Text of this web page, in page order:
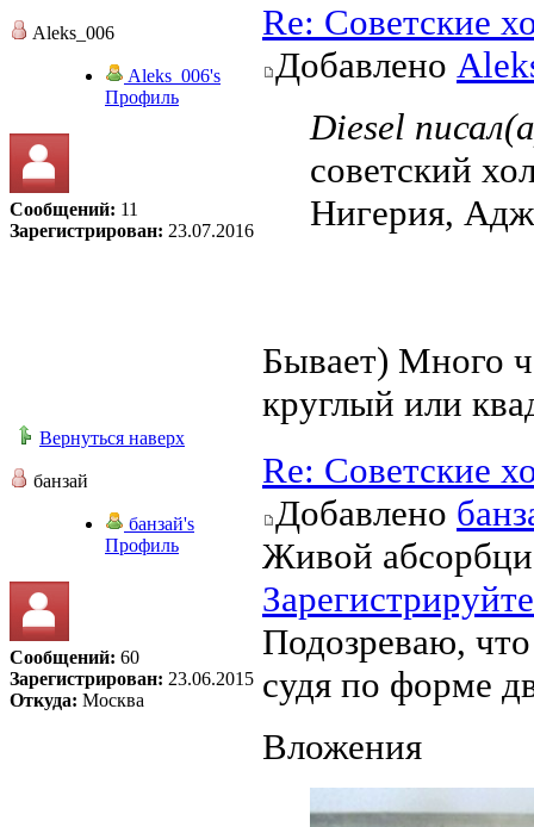
Aleks_006
Aleks_006's
Профиль
Сообщений: 11
Зарегистрирован: 23.07.2016
Re: Советские
Добавлено
Diesel
советский
Нигерия,
Бывает) Много
круглый или
Вернуться наверх
банзай
банзай's
Профиль
Сообщений: 60
Зарегистрирован: 23.06.2015
Откуда: Москва
Re: Советские
Добавлено
Живой
Подозреваю,
судя по форме
Вложения